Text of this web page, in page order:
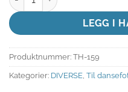
LEGG I
Produktnummer: TH-159
Kategorier: DIVERSE, Til